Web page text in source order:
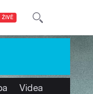
ŽIVĚ
Videa